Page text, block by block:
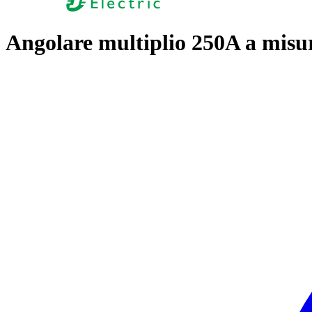
Angolare multiplio 250A a